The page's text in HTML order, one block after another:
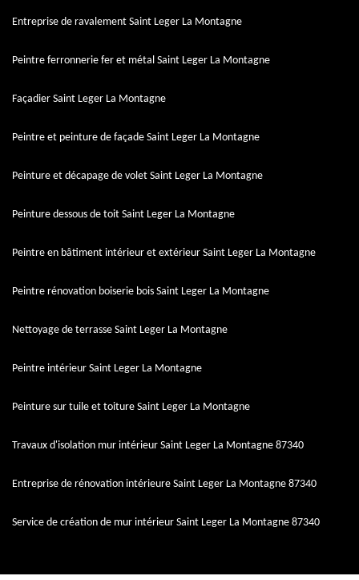
Entreprise de ravalement Saint Leger La Montagne
Peintre ferronnerie fer et métal Saint Leger La Montagne
Façadier Saint Leger La Montagne
Peintre et peinture de façade Saint Leger La Montagne
Peinture et décapage de volet Saint Leger La Montagne
Peinture dessous de toit Saint Leger La Montagne
Peintre en bâtiment intérieur et extérieur Saint Leger La Montagne
Peintre rénovation boiserie bois Saint Leger La Montagne
Nettoyage de terrasse Saint Leger La Montagne
Peintre intérieur Saint Leger La Montagne
Peinture sur tuile et toiture Saint Leger La Montagne
Travaux d'isolation mur intérieur Saint Leger La Montagne 87340
Entreprise de rénovation intérieure Saint Leger La Montagne 87340
Service de création de mur intérieur Saint Leger La Montagne 87340